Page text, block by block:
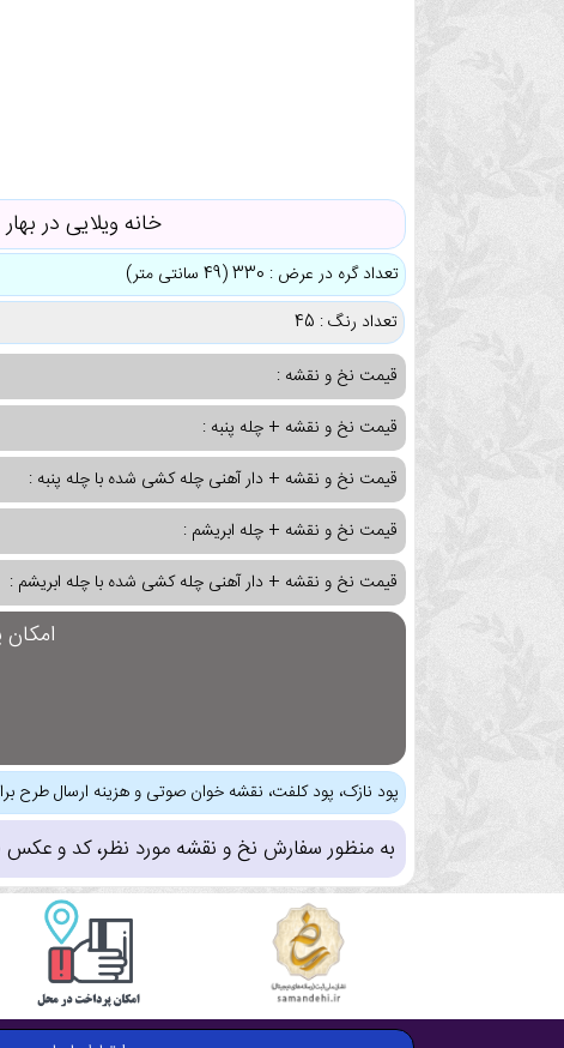
خانه ویلایی در بهار
تعداد گره در عرض : 330 (49 سانتی متر)
تعداد رنگ : 45
قیمت نخ و نقشه :
قیمت نخ و نقشه + چله پنبه :
قیمت نخ و نقشه + دار آهنی چله کشی شده با چله پنبه :
قیمت نخ و نقشه + چله ابریشم :
قیمت نخ و نقشه + دار آهنی چله کشی شده با چله ابریشم :
پود نازک، پود کلفت، نقشه خوان صوتی و هزینه ارسال طرح
به منظور سفارش نخ و نقشه مورد نظر، کد و عکس